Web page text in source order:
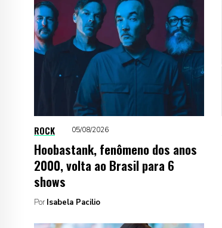
ROCK 05/08/2026
Hoobastank, fenômeno dos anos
2000, volta ao Brasil para 6
shows
Por Isabela Pacilio